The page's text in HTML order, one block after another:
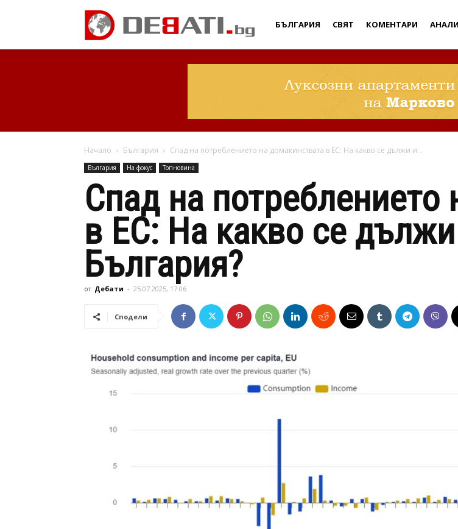
Дебати
БЪЛГАРИЯ СВЯТ КОМЕНТАРИ
Начало България Спад на потреблението на домакинствата в ЕС: На какво се дължи и...
България На фокус Топновина
Спад на потреблението
в ЕС: На какво се
България?
от Дебати - 25.07.2025, 17:06
Сподели